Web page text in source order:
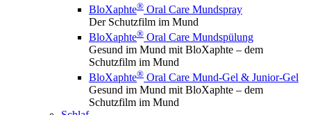
BloXaphte® Oral Care Mundspray
Der Schutzfilm im Mund
BloXaphte® Oral Care Mundspülung
Gesund im Mund mit BloXaphte – dem
Schutzfilm im Mund
BloXaphte® Oral Care Mund-Gel & Junior-Gel
Gesund im Mund mit BloXaphte – dem
Schutzfilm im Mund